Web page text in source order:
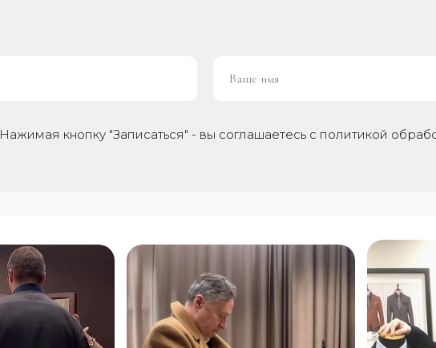
Нажимая кнопку "Записаться" - вы соглашаетесь с политикой